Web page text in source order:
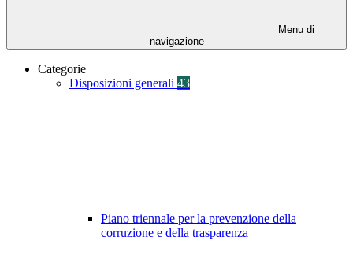
Menu di
navigazione
Categorie
Disposizioni generali 43
Piano triennale per la prevenzione della
corruzione e della trasparenza